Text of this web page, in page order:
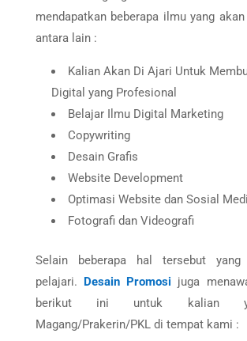
mendapatkan beberapa ilmu yang
antara lain :
Kalian Akan Di Ajari Untuk
Digital yang Profesional
Belajar Ilmu Digital Marketing
Copywriting
Desain Grafis
Website Development
Optimasi Website dan Sosial
Fotografi dan Videografi
Selain beberapa hal tersebut
pelajari. Desain Promosi juga
berikut ini untuk kalian
Magang/Prakerin/PKL di tempat kami :